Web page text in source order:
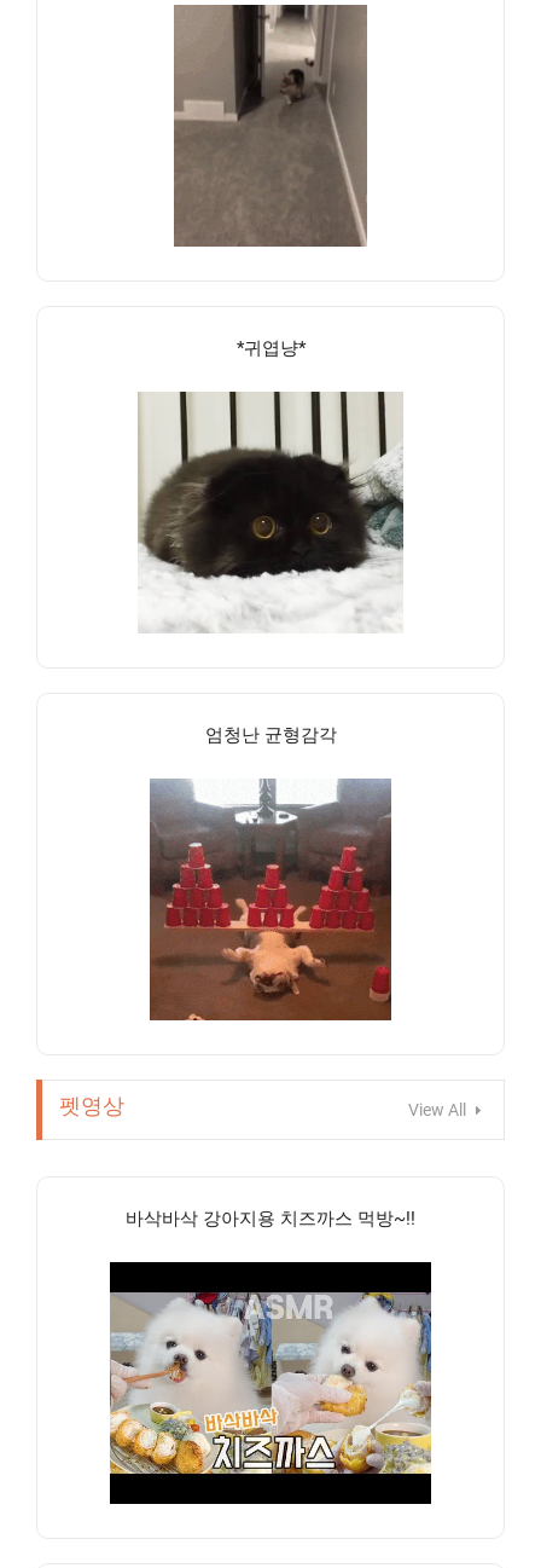
*귀엽냥*
엄청난 균형감각
펫영상 View All
바삭바삭 강아지용 치즈까스 먹방~!!